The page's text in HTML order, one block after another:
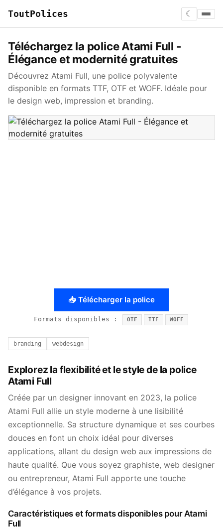
ToutPolices ☾
Téléchargez la police Atami Full -
Élégance et modernité gratuites
Découvrez Atami Full, une police polyvalente
disponible en formats TTF, OTF et WOFF. Idéale pour
le design web, impression et branding.
📥 Télécharger la police
Formats disponibles : OTF TTF WOFF
branding webdesign
Explorez la flexibilité et le style de la police
Atami Full
Créée par un designer innovant en 2023, la police
Atami Full allie un style moderne à une lisibilité
exceptionnelle. Sa structure dynamique et ses courbes
douces en font un choix idéal pour diverses
applications, allant du design web aux impressions de
haute qualité. Que vous soyez graphiste, web designer
ou entrepreneur, Atami Full apporte une touche
d’élégance à vos projets.
Caractéristiques et formats disponibles pour Atami
Full